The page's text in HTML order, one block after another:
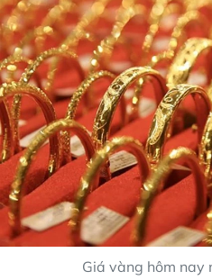
Giá vàng hôm